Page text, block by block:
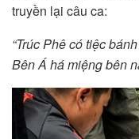
truyền lại câu ca:
“Trúc Phê có tiệc
Bên Á há miệng bên